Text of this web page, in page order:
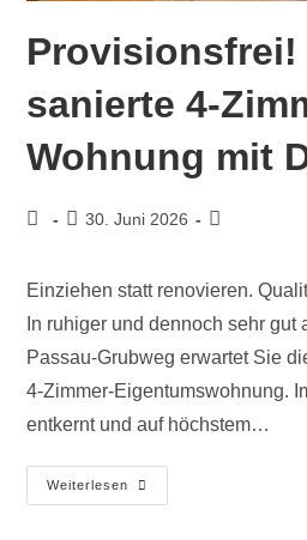
Provisionsfrei!
sanierte 4-
Wohnung mit
30. Juni 2026
Einziehen statt renovieren.
In ruhiger und dennoch sehr
Passau-Grubweg erwartet Sie
4-Zimmer-Eigentumswohnung.
entkernt und auf höchstem…
Weiterlesen